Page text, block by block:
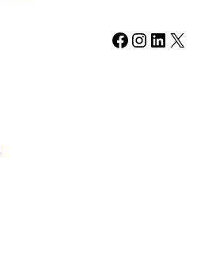
Facebook Instagram LinkedIn X